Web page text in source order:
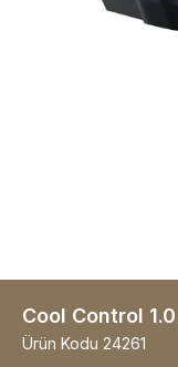
Cool Control
Ürün Kodu 24261